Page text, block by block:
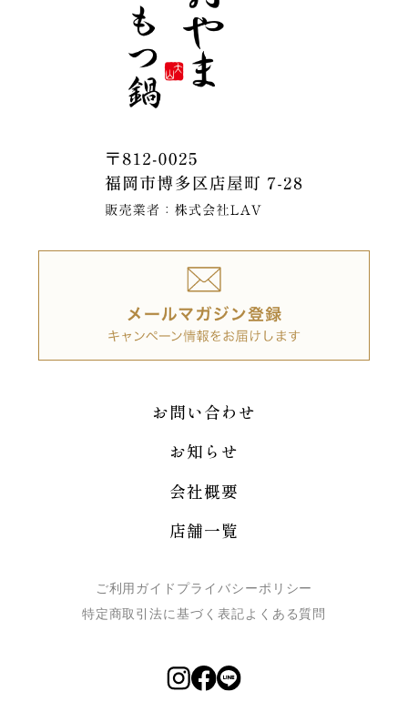
お問い合わせ
お知らせ
会社概要
店舗一覧
ご利用ガイド プライバシーポリシー
特定商取引法に基づく表記よくある質問